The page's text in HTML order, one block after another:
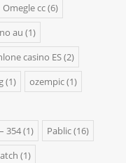
Omegle cc(6)
au (1)
casino ES(2)
(1) ozempic(1)
354(1) Pablic(16)
(1)